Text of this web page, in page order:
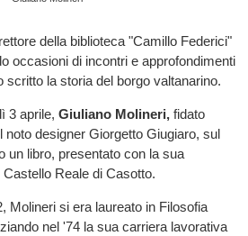
della biblioteca "Camillo Federici"
occasioni di incontri e approfondimenti
scritto la storia del borgo valtanarino.
3 aprile, Giuliano Molineri,fidato
noto designer Giorgetto Giugiaro, sul
un libro, presentato con la sua
Reale di Casotto.
Molineri si era laureato in Filosofia
nel '74 la sua carriera lavorativa